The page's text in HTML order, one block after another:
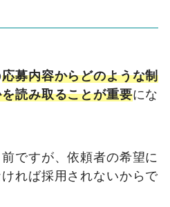
応募内容からどのような制
読み取ることが重要にな
ですが、依頼者の希望に
れば採用されないからで